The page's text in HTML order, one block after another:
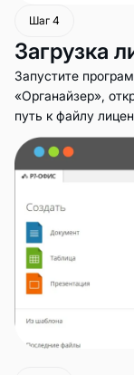
Шаг 4
Загрузка
Запустите
«Органайзер»,
путь к файлу